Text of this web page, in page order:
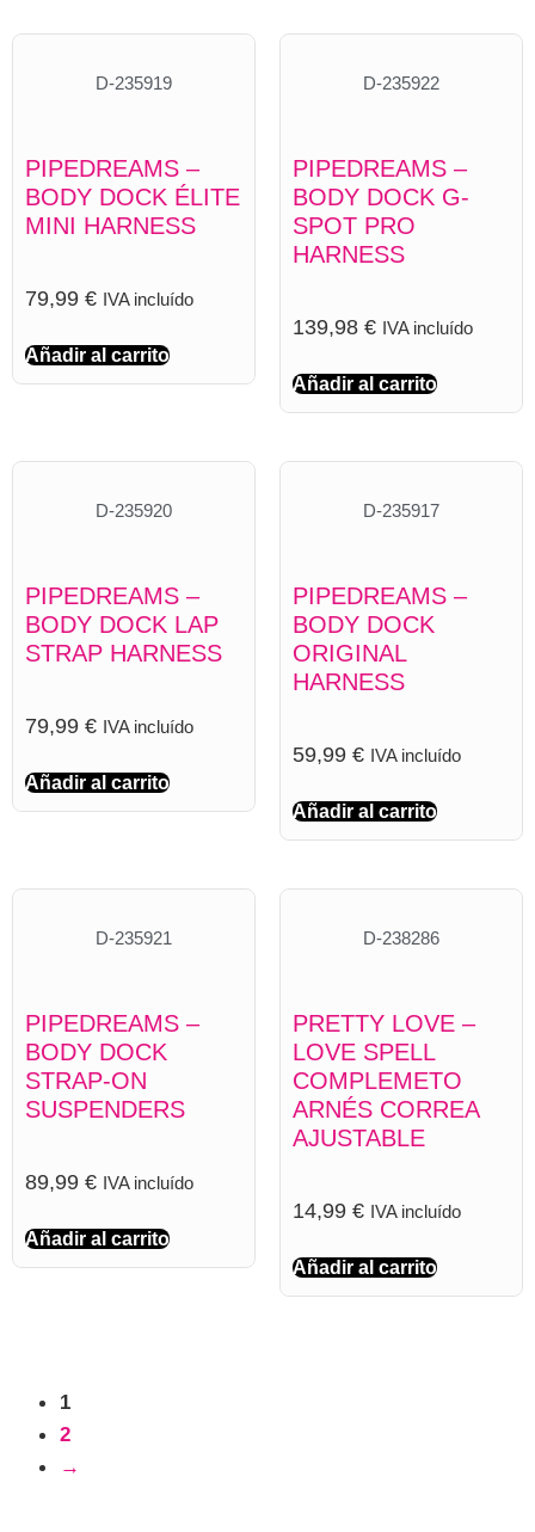
D-235919
PIPEDREAMS –
BODY DOCK ÉLITE
MINI HARNESS
79,99 € IVA incluído
Añadir al carrito
D-235922
PIPEDREAMS –
BODY DOCK G-
SPOT PRO
HARNESS
139,98 € IVA incluído
Añadir al carrito
D-235920
PIPEDREAMS –
BODY DOCK LAP
STRAP HARNESS
79,99 € IVA incluído
Añadir al carrito
D-235917
PIPEDREAMS –
BODY DOCK
ORIGINAL
HARNESS
59,99 € IVA incluído
Añadir al carrito
D-235921
PIPEDREAMS –
BODY DOCK
STRAP-ON
SUSPENDERS
89,99 € IVA incluído
Añadir al carrito
D-238286
PRETTY LOVE –
LOVE SPELL
COMPLEMETO
ARNÉS CORREA
AJUSTABLE
14,99 € IVA incluído
Añadir al carrito
1
2
→